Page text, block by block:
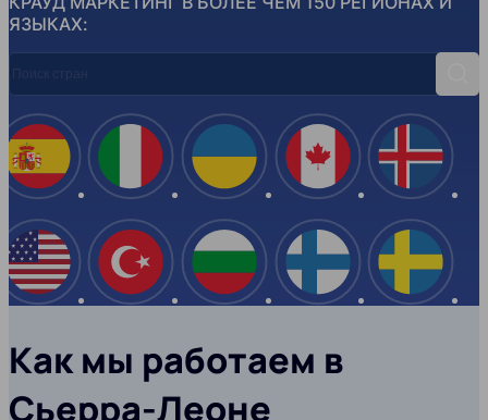
ЯЗЫКАХ:
Испания
США
Италия
Турция
Украина
Болгария
Канада
Финляндия
Как мы работаем в
Сьерра-Леоне